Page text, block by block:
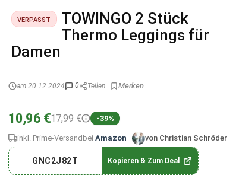
VERPASST
TOWINGO 2 Stück
Thermo Leggings für
Damen
am 20.12.2024 0 Teilen
10,96 €17,99 € -39%
inkl. Prime-Versand bei Amazon von Christian Schröder
GNC2J82T Kopieren & Zum Deal